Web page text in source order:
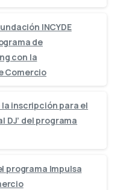
INCYDE
de
con la
Comercio
inscripción para el
DJ’ del programa
programa Impulsa